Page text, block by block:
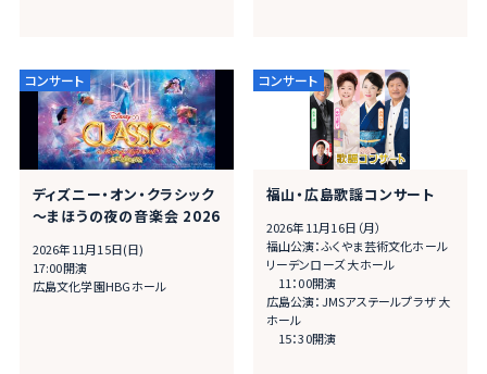
ディズニー・オン・クラシック
～まほうの夜の音楽会 2026
2026年11月15日(日)
17:00開演
広島文化学園HBGホール
福山・広島歌謡コンサート
2026年11月16日（月）
福山公演：ふくやま芸術文化ホール
リーデンローズ 大ホール
11：00開演
広島公演：JMSアステールプラザ 大
ホール
15：30開演